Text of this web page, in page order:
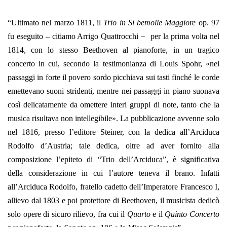
“Ultimato nel marzo 1811, il Trio in Si bemolle Maggiore op. 97
fu eseguito – citiamo Arrigo Quattrocchi − per la prima volta nel
1814, con lo stesso Beethoven al pianoforte, in un tragico
concerto in cui, secondo la testimonianza di Louis Spohr, «nei
passaggi in forte il povero sordo picchiava sui tasti finché le corde
emettevano suoni stridenti, mentre nei passaggi in piano suonava
così delicatamente da omettere interi gruppi di note, tanto che la
musica risultava non intellegibile». La pubblicazione avvenne solo
nel 1816, presso l’editore Steiner, con la dedica all’Arciduca
Rodolfo d’Austria; tale dedica, oltre ad aver fornito alla
composizione l’epiteto di “Trio dell’Arciduca”, è significativa
della considerazione in cui l’autore teneva il brano. Infatti
all’Arciduca Rodolfo, fratello cadetto dell’Imperatore Francesco I,
allievo dal 1803 e poi protettore di Beethoven, il musicista dedicò
solo opere di sicuro rilievo, fra cui il Quartoe il Quinto Concerto